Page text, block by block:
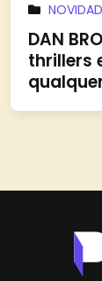
DAN
thrillers